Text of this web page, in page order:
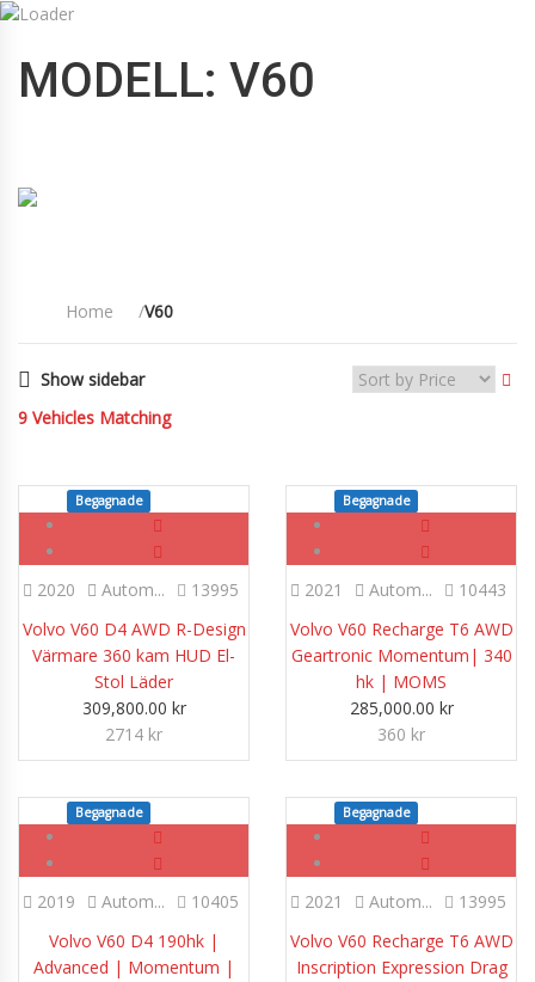
MODELL: V60
Home V60
Show sidebar
9 Vehicles Matching
Begagnade
2020 Autom...
13995
Volvo V60 D4 AWD R-Design
Värmare 360 kam HUD El-
Stol Läder
309,800.00 kr
2714 kr
Begagnade
2021 Autom...
10443
Volvo V60 Recharge T6 AWD
Geartronic Momentum| 340
hk | MOMS
285,000.00 kr
360 kr
Begagnade
2019 Autom...
10405
Volvo V60 D4 190hk |
Advanced | Momentum |
Begagnade
2021 Autom...
13995
Volvo V60 Recharge T6 AWD
Inscription Expression Drag